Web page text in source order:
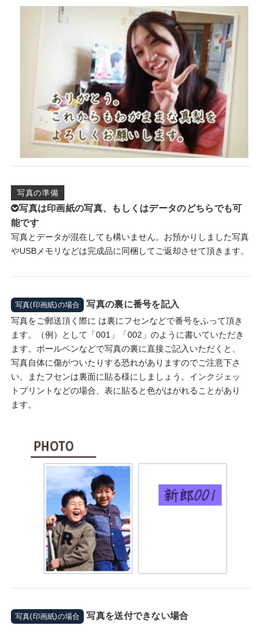
写真の準備
写真は印画紙の写真、もしくはデータのどちらでも可
能です
写真とデータが混在しても構いません。お預かりしました写真
やUSBメモリなどは完成品に同梱してご返却させて頂きます。
写真(印画紙)の場合 写真の裏に番号を記入
写真をご郵送頂く際に は裏にフセンなどで番号をふって頂き
ます。（例）として「001」「002」のように書いていただき
ます。ボールペンなどで写真の裏に直接ご記入いただくと、
写真自体に傷がついたりする恐れがありますのでご注意下さ
い。またフセンは裏面に貼る様にしましょう。インクジェッ
トプリントなどの場合、表に貼ると色がはがれることがあり
ます。
写真(印画紙)の場合 写真を送付できない場合